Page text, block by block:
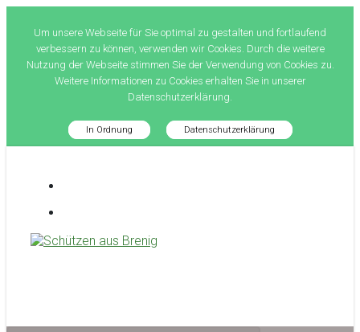
Um unsere Webseite für Sie optimal zu gestalten und fortlaufend
verbessern zu können, verwenden wir Cookies. Durch die weitere
Nutzung der Webseite stimmen Sie der Verwendung von Cookies zu.
Weitere Informationen zu Cookies erhalten Sie in unserer
Datenschutzerklärung.
In Ordnung Datenschutzerklärung
springen